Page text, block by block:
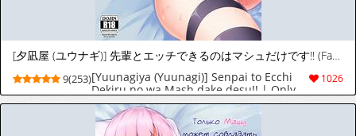
[夕凪屋 (ユウナギ)] 先輩とエッチできるのはマシュだけです!! (Fate/Grand Order) [英訳] [DL版]
1026
9(253)[Yuunagiya (Yuunagi)] Senpai to Ecchi
Dekiru no wa Mash dake desu!! | Only
Mash Can Handle Senpai's Kinks!!
(Fate/Grand Order) [English] [Saint
Quartz Scans] [Digital]